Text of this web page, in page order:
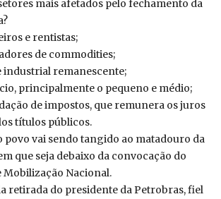
mais afetados pelo fechamento da
e rentistas;
de commodities;
industrial remanescente;
principalmente o pequeno e médio;
de impostos, que remunera os juros
títulos públicos.
povo vai sendo tangido ao matadouro da
que seja debaixo da convocação do
Mobilização Nacional.
retirada do presidente da Petrobras, fiel